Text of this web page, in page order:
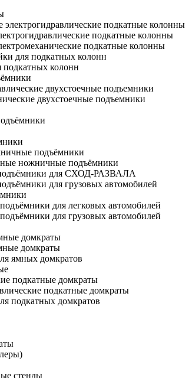
электрогидравлические подкатные колонны
подкатные колонны
подкатные колонны
для подкатных колонн
подкатных колонн
двухстоечные подъемники
двухстоечные подъемники
подъёмники
ножничные подъёмники
для СХОД-РАЗВАЛА
для грузовых автомобилей
для легковых автомобилей
для грузовых автомобилей
домкраты
домкраты
ямных домкратов
подкатные домкраты
подкатные домкраты
подкатных домкратов
стенды